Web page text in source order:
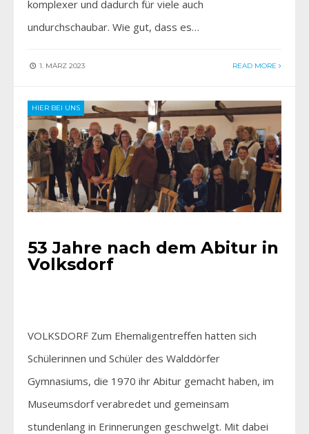
komplexer und dadurch für viele auch
undurchschaubar. Wie gut, dass es…
1. MÄRZ 2023 READ MORE
HIER BEI UNS
53 Jahre nach dem Abitur in
Volksdorf
VOLKSDORF Zum Ehemaligentreffen hatten sich
Schülerinnen und Schüler des Walddörfer
Gymnasiums, die 1970 ihr Abitur gemacht haben, im
Museumsdorf verabredet und gemeinsam
stundenlang in Erinnerungen geschwelgt. Mit dabei